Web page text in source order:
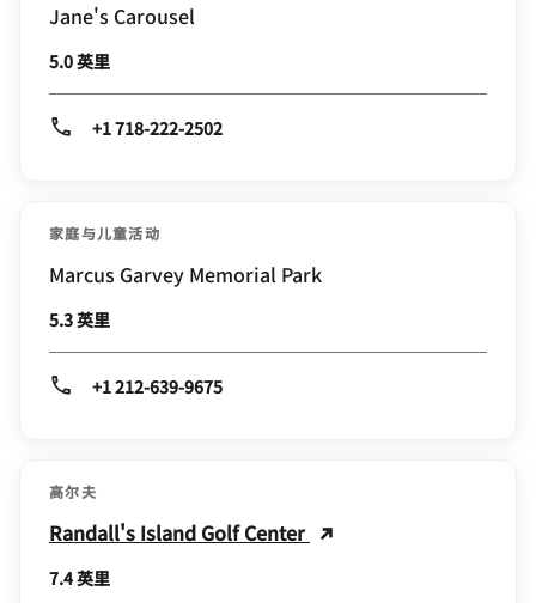
Jane's Carousel
5.0 英里
+1 718-222-2502
家庭与儿童活动
Marcus Garvey Memorial Park
5.3 英里
+1 212-639-9675
高尔夫
Randall's Island Golf Center
7.4 英里